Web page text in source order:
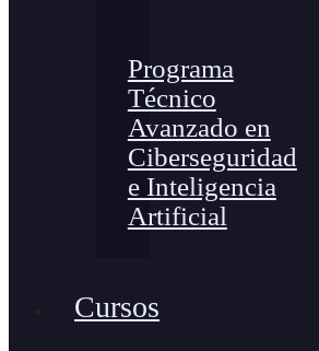
Programa
Técnico
Avanzado en
Ciberseguridad
e Inteligencia
Artificial
Cursos